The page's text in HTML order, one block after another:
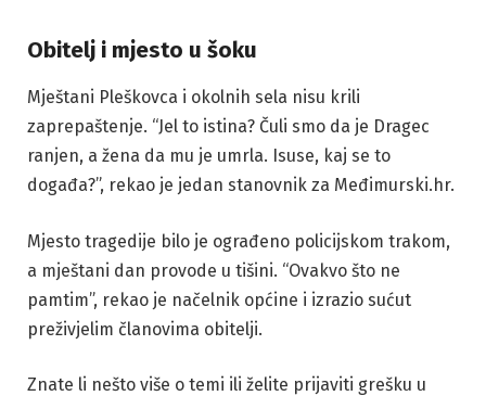
Obitelj i mjesto u šoku
Mještani Pleškovca i okolnih sela nisu krili
zaprepaštenje. “Jel to istina? Čuli smo da je Dragec
ranjen, a žena da mu je umrla. Isuse, kaj se to
događa?”, rekao je jedan stanovnik za Međimurski.hr.
Mjesto tragedije bilo je ograđeno policijskom trakom,
a mještani dan provode u tišini. “Ovakvo što ne
pamtim”, rekao je načelnik općine i izrazio sućut
preživjelim članovima obitelji.
Znate li nešto više o temi ili želite prijaviti grešku u